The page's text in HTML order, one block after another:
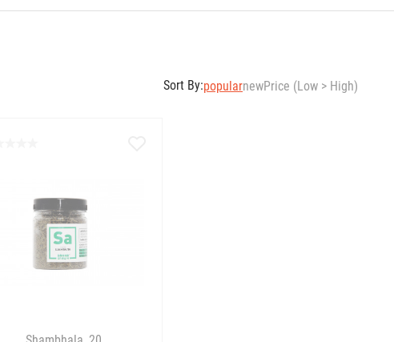
Sort By:popularnewPrice (Low > High)